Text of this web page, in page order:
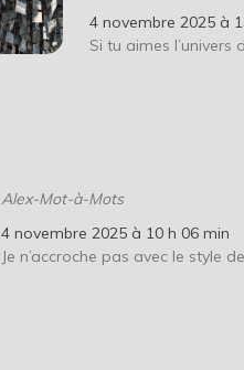
4 novembre 2025 à
Si tu aimes
Alex-Mot-à-Mots
4 novembre 2025 à 10 h 06 min
Je n’accroche pas avec le style